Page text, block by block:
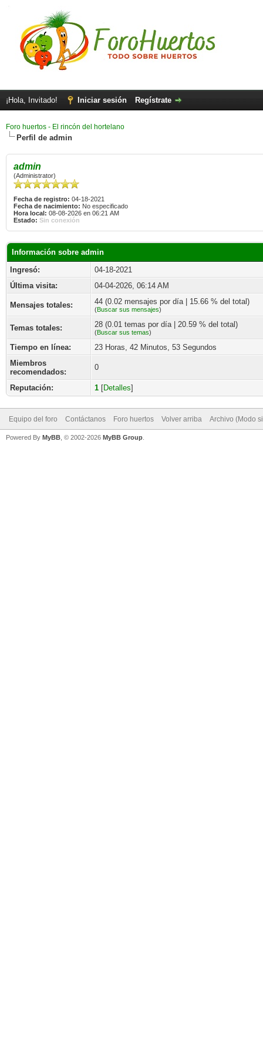
¡Hola, Invitado! Iniciar sesión Regístrate
Foro huertos - El rincón del hortelano
Perfil de admin
admin
(Administrator)
Fecha de registro: 04-18-2021
Fecha de nacimiento: No especificado
Hora local: 08-08-2026 en 06:21 AM
Estado: Sin conexión
Información sobre admin
Ingresó:
04-18-2021
Última visita:
04-04-2026, 06:14 AM
Mensajes totales: 44 (0.02 mensajes por día | 15.66 % del total)
(Buscar sus mensajes)
Temas totales: 28 (0.01 temas por día | 20.59 % del total)
(Buscar sus temas)
Tiempo en línea:
23 Horas, 42 Minutos, 53 Segundos
Miembros
recomendados:
0
Reputación: 1 [Detalles]
Equipo del foro Contáctanos Foro huertos Volver arriba Archivo (Modo
Powered By MyBB , © 2002-2026 MyBB Group